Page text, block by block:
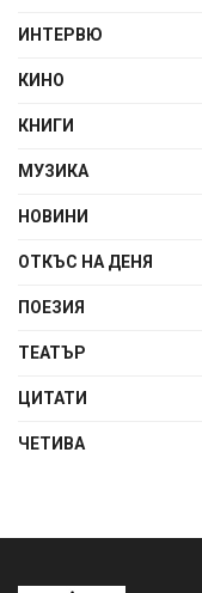
ИНТЕРВЮ
КИНО
КНИГИ
МУЗИКА
НОВИНИ
ОТКЪС НА ДЕНЯ
ПОЕЗИЯ
ТЕАТЪР
ЦИТАТИ
ЧЕТИВА